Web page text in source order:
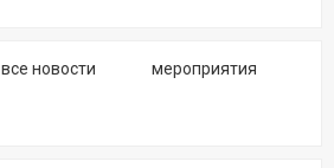
все новости мероприятия